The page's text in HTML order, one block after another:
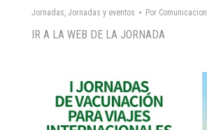
Jornadas, Jornadas y eventos Por Comunicacion
IR A LA WEB DE LA JORNADA